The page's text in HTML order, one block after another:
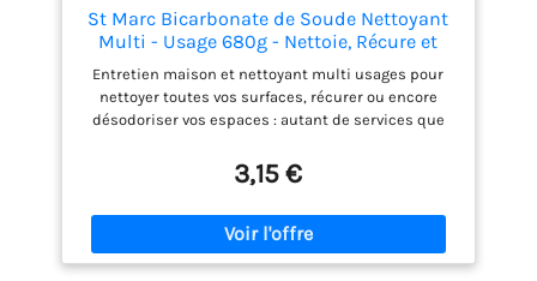
St Marc Bicarbonate de Soude Nettoyant
Multi - Usage 680g - Nettoie, Récure et
Entretien maison et nettoyant multi usages pour
nettoyer toutes vos surfaces, récurer ou encore
désodoriser vos espaces : autant de services que
Ce nettoyant menager est composé à 100% de
Bicarbonate de Soude, 100% du total des
ingrédients sont d'origine naturelle. Un emballage
entièrement recyclable qui permet une bonne
conservation. Nettoie : pour nettoyer les pièces de
3,15 €